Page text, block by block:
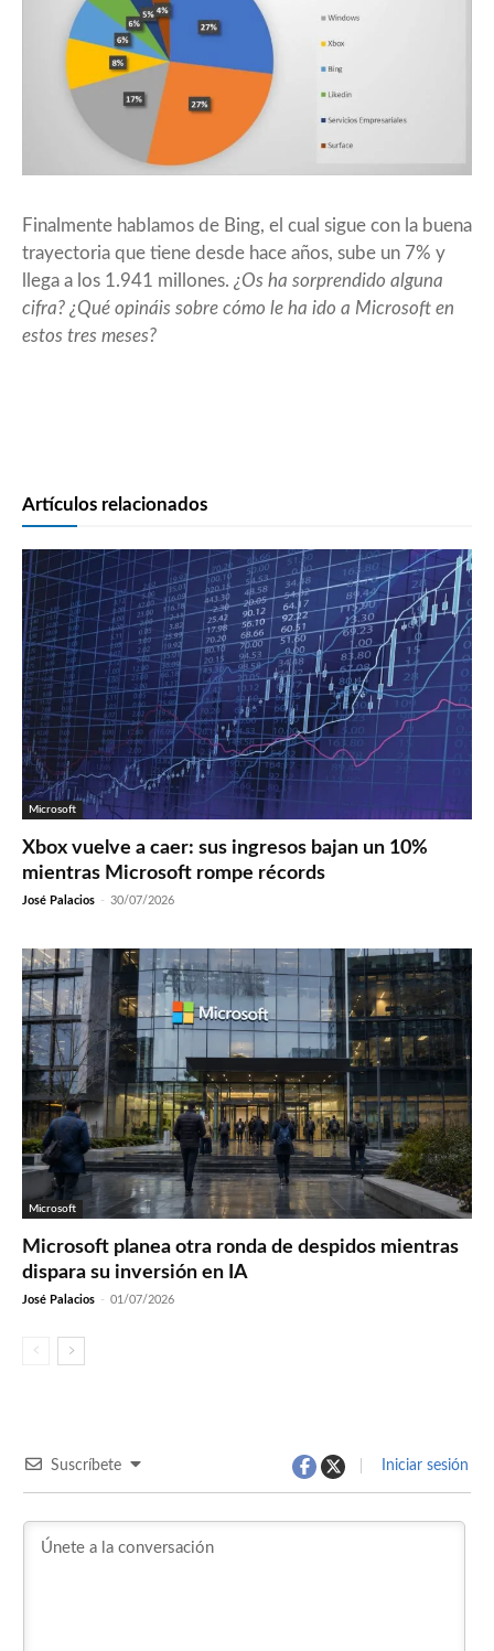
Finalmente hablamos de Bing, el cual sigue con la buena
trayectoria que tiene desde hace años, sube un 7% y
llega a los 1.941 millones. ¿Os ha sorprendido alguna
cifra? ¿Qué opináis sobre cómo le ha ido a Microsoft en
estos tres meses?
Artículos relacionados
Microsoft
Xbox vuelve a caer: sus ingresos bajan un 10%
mientras Microsoft rompe récords
José Palacios - 30/07/2026
Microsoft
Microsoft planea otra ronda de despidos mientras
dispara su inversión en IA
José Palacios - 01/07/2026
Suscríbete Iniciar sesión